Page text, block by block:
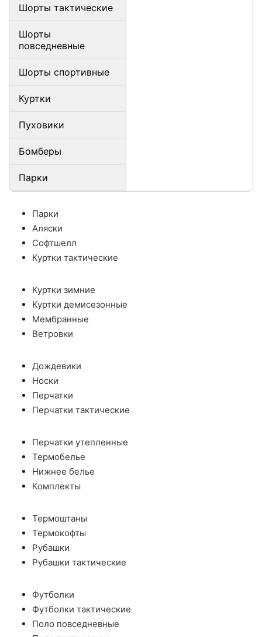
Шорты тактические
Шорты
повседневные
Шорты спортивные
Куртки
Пуховики
Бомберы
Парки
Парки
Аляски
Софтшелл
Куртки тактические
Куртки зимние
Куртки демисезонные
Мембранные
Ветровки
Дождевики
Носки
Перчатки
Перчатки тактические
Перчатки утепленные
Термобелье
Нижнее белье
Комплекты
Термоштаны
Термокофты
Рубашки
Рубашки тактические
Футболки
Футболки тактические
Поло повседневные